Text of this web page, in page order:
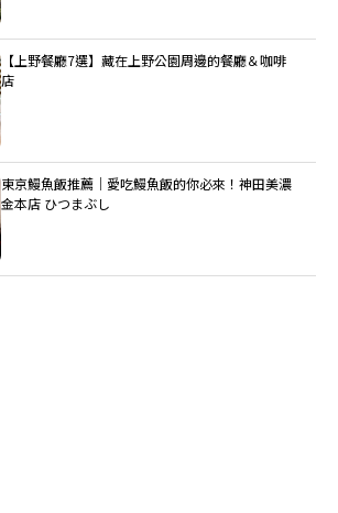
【上野餐廳7選】藏在上野公園周邊的餐廳＆咖啡
店
東京鰻魚飯推薦｜愛吃鰻魚飯的你必來！神田美濃
金本店 ひつまぶし